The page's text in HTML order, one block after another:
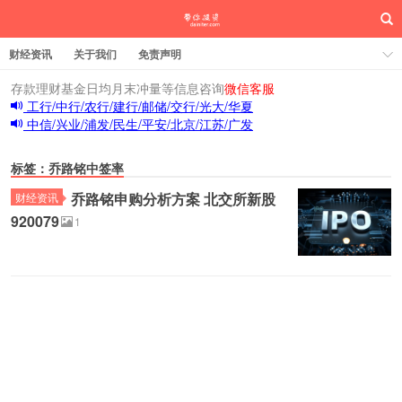
财经资讯 关于我们 免责声明
存款理财基金日均月末冲量等信息咨询微信客服
工行/中行/农行/建行/邮储/交行/光大/华夏
中信/兴业/浦发/民生/平安/北京/江苏/广发
标签：乔路铭中签率
财经资讯
乔路铭申购分析方案 北交所新股
920079
1